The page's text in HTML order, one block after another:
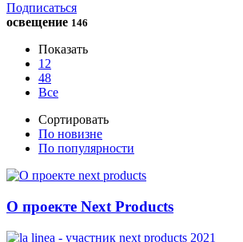
Подписаться
освещение 146
Показать
12
48
Все
Сортировать
По новизне
По популярности
О проекте Next Products